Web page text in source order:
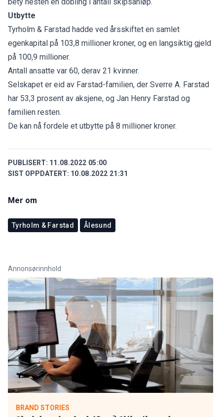
Utbytte
Tyrholm & Farstad hadde ved årsskiftet en samlet
egenkapital på 103,8 millioner kroner, og en langsiktig gjeld
på 100,9 millioner.
Antall ansatte var 60, derav 21 kvinner.
Selskapet er eid av Farstad-familien, der Sverre A. Farstad
har 53,3 prosent av aksjene, og Jan Henry Farstad og
familien resten.
De kan nå fordele et utbytte på 8 millioner kroner.
PUBLISERT: 11.08.2022 05:00
SIST OPPDATERT: 10.08.2022 21:31
Mer om
Tyrholm & Farstad Ålesund
Annonsørinnhold
BRAND STORIES